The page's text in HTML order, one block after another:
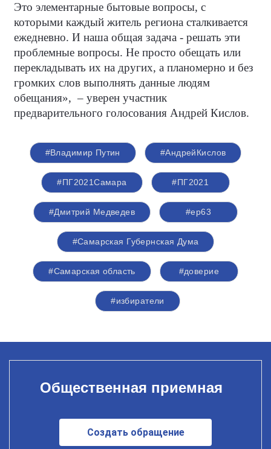
Это элементарные бытовые вопросы, с
которыми каждый житель региона сталкивается
ежедневно. И наша общая задача - решать эти
проблемные вопросы. Не просто обещать или
перекладывать их на других, а планомерно и без
громких слов выполнять данные людям
обещания», – уверен участник
предварительного голосования Андрей Кислов.
#Владимир Путин #АндрейКислов
#ПГ2021Самара #ПГ2021
#Дмитрий Медведев #ер63
#Самарская Губернская Дума
#Самарская область #доверие
#избиратели
Общественная приемная
Создать обращение